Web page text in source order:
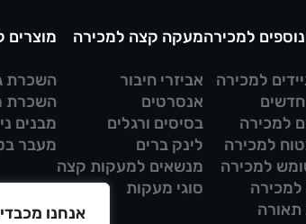
אנחנו
למכירה
למכירה
למכירה
למכירה
למכירה
למכירה
מעקה קצה למכירה
אביזרי חיבור
אנסרטים
בסיסים ורגלים
לינק ברים
מנשאים למעקות קצה
סוגי מעקות
השכרת
השכרת
מבנים
מעבר